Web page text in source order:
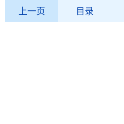
上一页 目录